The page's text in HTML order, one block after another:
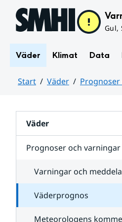
Hoppa till sidans innehåll
Gul,
Väder Klimat Data
Start Väder
Väder
Prognoser och varningar
Varningar och
Väderprognos
Meteorologens